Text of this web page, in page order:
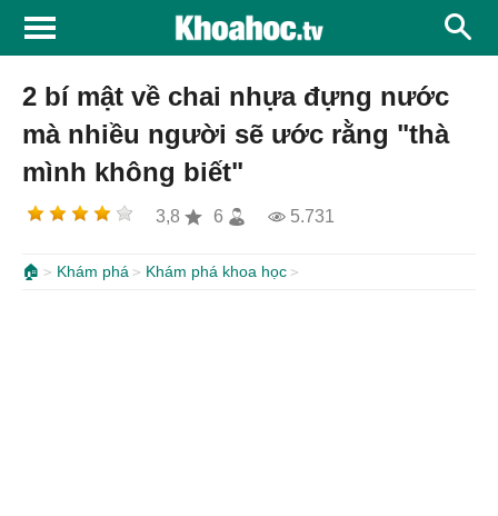
2 bí mật về chai nhựa đựng nước
mà nhiều người sẽ ước rằng "thà
mình không biết"
3,8 6 5.731
🏠 Khám phá Khám phá khoa học